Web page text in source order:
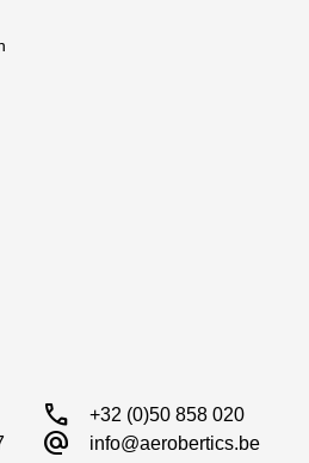
call +32 (0)50 858 020
alternate_email info@aerobertics.be